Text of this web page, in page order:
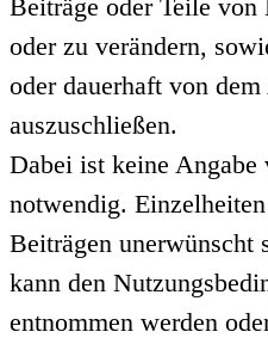
Beiträge oder Teile
oder zu verändern,
oder dauerhaft von
auszuschließen.
Dabei ist keine Angabe
notwendig.
Beiträgen unerwünscht
kann den
entnommen werden